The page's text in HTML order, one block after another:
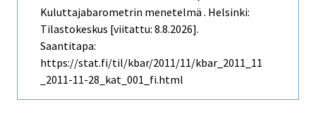
Kuluttajabarometrin menetelmä . Helsinki:
Tilastokeskus [viitattu: 8.8.2026].
Saantitapa:
https://stat.fi/til/kbar/2011/11/kbar_2011_11
_2011-11-28_kat_001_fi.html